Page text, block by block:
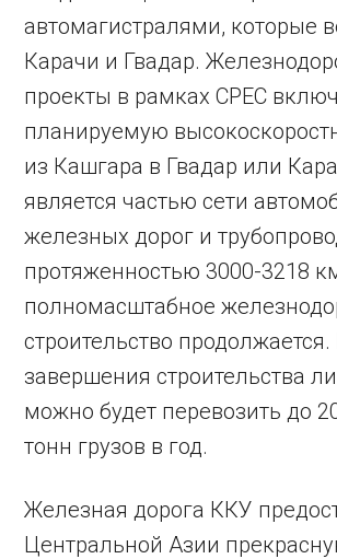
автомагистралями, которые
Карачи и Гвадар.
проекты в рамках CPEC
планируемую
из Кашгара в Гвадар или
является частью сети
железных дорог и
протяженностью 3000-3218
полномасштабное
строительство
завершения строительства
можно будет перевозить до
тонн грузов в год.
Железная дорога ККУ
Центральной Азии